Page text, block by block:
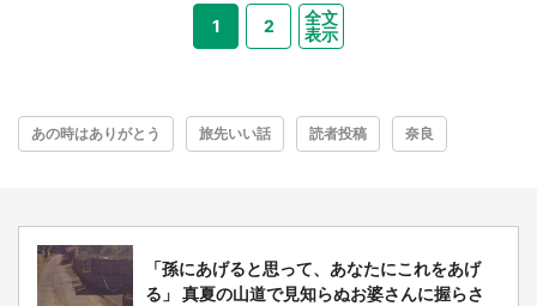
1 2
全文
表示
あの時はありがとう 旅先いい話 読者投稿 奈良
「孫にあげると思って、あなたにこれをあげ
る」 真夏の山道で見知らぬお婆さんに握らさ